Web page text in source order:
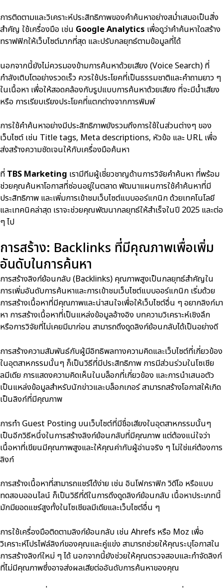
การติดตามและวิเคราะห์ประสิทธิภาพของคำค้นหาอย่างสม่ำเสมอเป็นสิ่ง
สำคัญ ใช้เครื่องมือ เช่น Google Analytics เพื่อดูว่าคำค้นหาใดสร้าง
ทราฟฟิกให้เว็บไซต์มากที่สุด และปรับกลยุทธ์ตามข้อมูลที่ได้
นอกจากนี้ยังไม่ควรมองข้ามการค้นหาด้วยเสียง (Voice Search) ที่
กำลังเติบโตอย่างรวดเร็ว ควรใช้ประโยคที่เป็นธรรมชาติและคำถามยาว ๆ
ในเนื้อหา เพื่อให้สอดคล้องกับรูปแบบการค้นหาด้วยเสียง ที่จะมีน้ำเสียง
หรือ การเรียบเรียงประโยคที่แตกต่างจากการพิมพ์
การใช้คำค้นหาอย่างมีประสิทธิภาพยังรวมถึงการใช้ในส่วนต่างๆ ของ
เว็บไซต์ เช่น Title tags, Meta descriptions, หัวข้อ และ URL เพื่อ
ส่งสร้างความชัดเจนให้กับเครื่องมือค้นหา
ที่ TBS Marketing เรามีทีมผู้เชี่ยวชาญด้านการวิจัยคำค้นหา ที่พร้อม
ช่วยคุณค้นหาโอกาสที่ซ่อนอยู่ในตลาด พัฒนาแผนการใช้คำค้นหาที่มี
ประสิทธิภาพ และเพิ่มการเข้าชมเว็บไซต์แบบออร์แกนิก ด้วยเทคโนโลยี
และเทคนิคล่าสุด เราจะช่วยคุณพัฒนากลยุทธ์ให้สำเร็จในปี 2025 และต่อ
ๆ ไป
การสร้าง: Backlinks ที่มีคุณภาพเพื่อเพิ่ม
อันดับในการค้นหา
การสร้างลิงก์ย้อนกลับ (Backlinks) คุณภาพสูงเป็นกลยุทธ์สำคัญใน
การเพิ่มอันดับการค้นหาและการเข้าชมเว็บไซต์แบบออร์แกนิก เริ่มด้วย
การสร้างเนื้อหาที่มีคุณภาพและน่าสนใจเพื่อให้เว็บไซต์อื่น ๆ อยากลิงก์มา
หา การสร้างเนื้อหาที่เป็นแหล่งข้อมูลอ้างอิง บทความวิเคราะห์เชิงลึก
หรือการวิจัยที่ไม่เคยมีมาก่อน สามารถดึงดูดลิงก์ย้อนกลับได้เป็นอย่างดี
การสร้างความสัมพันธ์กับผู้มีอิทธิพลทางความคิดและเว็บไซต์ที่เกี่ยวข้อง
ในอุตสาหกรรมนั้นๆ ก็เป็นวิธีที่มีประสิทธิภาพ การมีส่วนร่วมในโซเชีย
ลมีเดีย การแสดงความคิดเห็นในบล็อกที่เกี่ยวข้อง และการนำเสนอตัว
เป็นแหล่งข้อมูลสำหรับนักข่าวและบล็อกเกอร์ สามารถสร้างโอกาสให้เกิด
เป็นลิงก์ที่มีคุณภาพ
การทำ Guest Posting บนเว็บไซต์ที่มีชื่อเสียงในอุตสาหกรรมนั้นๆ
เป็นอีกวิธีหนึ่งในการสร้างลิงก์ย้อนกลับที่มีคุณภาพ แต่ต้องแน่ใจว่า
เนื้อหาที่เขียนมีคุณภาพสูงและให้คุณค่ากับผู้อ่านจริง ๆ ไม่ใช่แค่ต้องการ
ลิงก์
การสร้างเนื้อหาที่สามารถแชร์ได้ง่าย เช่น อินโฟกราฟิก วิดีโอ หรือแบบ
ทดสอบออนไลน์ ก็เป็นวิธีที่ดีในการดึงดูดลิงก์ย้อนกลับ เนื้อหาประเภทนี้
มักมียอดแชร์สูงทั้งในโซเชียลมีเดียและเว็บไซต์อื่น ๆ
การใช้เครื่องมือติดตามลิงก์ย้อนกลับ เช่น Ahrefs หรือ Moz เพื่อ
วิเคราะห์โปรไฟล์ลิงก์ของคุณและคู่แข่ง สามารถช่วยให้คุณระบุโอกาสใน
การสร้างลิงก์ใหม่ ๆ ได้ นอกจากนี้ยังช่วยให้คุณตรวจสอบและกำจัดลิงก์
ที่ไม่มีคุณภาพซึ่งอาจส่งผลเสียต่ออันดับการค้นหาของคุณ